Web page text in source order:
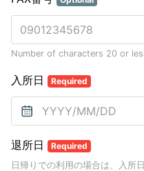
Number of characters 20 or
入所日 Required
退所日 Required
日帰りでの利用の場合は、入所